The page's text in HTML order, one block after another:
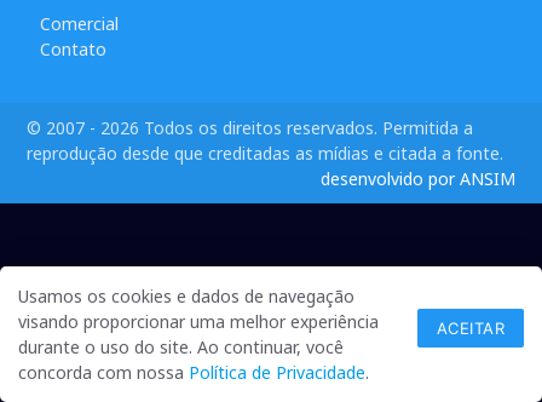
Comercial
Contato
© 2007 - 2026 Todos os direitos reservados. Permitida a
reprodução desde que creditadas as mídias e citada a fonte.
desenvolvido por ANSIM
Usamos os cookies e dados de navegação
visando proporcionar uma melhor experiência
durante o uso do site. Ao continuar, você
concorda com nossa Política de Privacidade.
ACEITAR